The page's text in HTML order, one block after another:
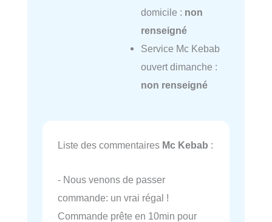
domicile : non
renseigné
Service Mc Kebab
ouvert dimanche :
non renseigné
Liste des commentaires Mc Kebab :
- Nous venons de passer
commande: un vrai régal !
Commande prête en 10min pour